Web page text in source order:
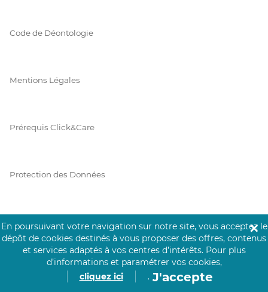
Code de Déontologie
Mentions Légales
Prérequis Click&Care
Protection des Données
Vie Privée
PAIEMENT SÉCURISÉ
En poursuivant votre navigation sur notre site, vous acceptez le
dépôt de cookies destinés à vous proposer des offres, contenus
et services adaptés à vos centres d’intérêts. Pour plus
d’informations et paramétrer vos cookies,
cliquez ici
. J'accepte
✕